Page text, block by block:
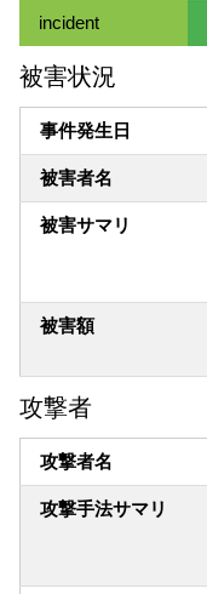
incident
被害状況
事件発生日
被害者名
被害サマリ
被害額
攻撃者
攻撃者名
攻撃手法サマリ